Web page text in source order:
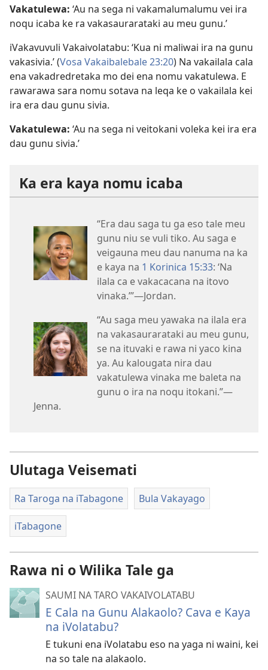
Vakatulewa: ‘Au na sega ni vakamalumalumu vei ira
noqu icaba ke ra vakasaurarataki au meu gunu.’
iVakavuvuli Vakaivolatabu: ‘Kua ni maliwai ira na gunu
vakasivia.’ (Vosa Vakaibalebale 23:20) Na vakailala cala
ena vakadredretaka mo dei ena nomu vakatulewa. E
rawarawa sara nomu sotava na leqa ke o vakailala kei
ira era dau gunu sivia.
Vakatulewa: ‘Au na sega ni veitokani voleka kei ira era
dau gunu sivia.’
Ka era kaya nomu icaba
“Era dau saga tu ga eso tale meu
gunu niu se vuli tiko. Au saga e
veigauna meu dau nanuma na ka
e kaya na 1 Korinica 15:33: ‘Na
ilala ca e vakacacana na itovo
vinaka.’”​—Jordan.
“Au saga meu yawaka na ilala era
na vakasaurarataki au meu gunu,
se na ituvaki e rawa ni yaco kina
ya. Au kalougata nira dau
vakatulewa vinaka me baleta na
gunu o ira na noqu itokani.”​—
Jenna.
Ulutaga Veisemati
Ra Taroga na iTabagone Bula Vakayago
iTabagone
Rawa ni o Wilika Tale ga
SAUMI NA TARO VAKAIVOLATABU
E Cala na Gunu Alakaolo? Cava e Kaya
na iVolatabu?
E tukuni ena iVolatabu eso na yaga ni waini, kei
na so tale na alakaolo.